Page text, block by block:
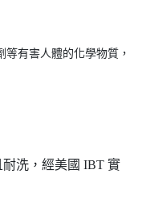
等有害人體的化學物質，